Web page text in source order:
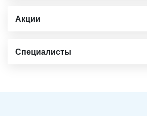
Акции
Специалисты